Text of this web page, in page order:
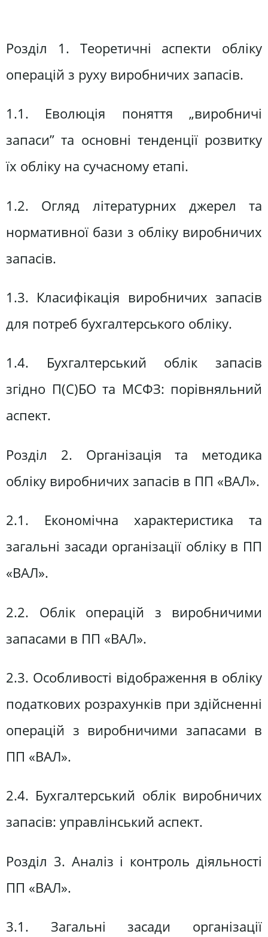
Розділ 1. Теоретичні аспекти обліку
операцій з руху виробничих запасів.
1.1. Еволюція поняття „виробничі
запаси” та основні тенденції розвитку
їх обліку на сучасному етапі.
1.2. Огляд літературних джерел та
нормативної бази з обліку виробничих
запасів.
1.3. Класифікація виробничих запасів
для потреб бухгалтерського обліку.
1.4. Бухгалтерський облік запасів
згідно П(С)БО та МСФЗ: порівняльний
аспект.
Розділ 2. Організація та методика
обліку виробничих запасів в ПП «ВАЛ».
2.1. Економічна характеристика та
загальні засади організації обліку в ПП
«ВАЛ».
2.2. Облік операцій з виробничими
запасами в ПП «ВАЛ».
2.3. Особливості відображення в обліку
податкових розрахунків при здійсненні
операцій з виробничими запасами в
ПП «ВАЛ».
2.4. Бухгалтерський облік виробничих
запасів: управлінський аспект.
Розділ 3. Аналіз і контроль діяльності
ПП «ВАЛ».
3.1. Загальні засади організації